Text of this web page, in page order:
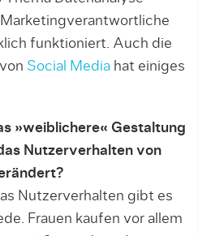
funktioniert. Auch die
Social Media hat einiges
»weiblichere« Gestaltung
Nutzerverhalten von
Nutzerverhalten gibt es
Frauen kaufen vor allem